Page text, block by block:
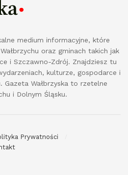
medium informacyjne, które
oraz gminach takich jak
i Szczawno-Zdrój. Znajdziesz tu
kulturze, gospodarce i
Gazeta Wałbrzyska to rzetelne
i Dolnym Śląsku.
Prywatności